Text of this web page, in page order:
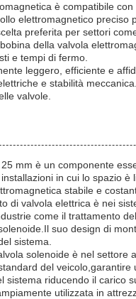
è compatibile
elettromagnetico
preferita per settori
della valvola
e tempi di fermo.
leggero, efficiente e
e stabilità
valvole.
mm è un componente
in cui lo spazio
stabile e
di valvola elettrica è nei
come il trattamento
suo design di
sistema.
solenoide è nel
del
riducendo il carico
utilizzata in